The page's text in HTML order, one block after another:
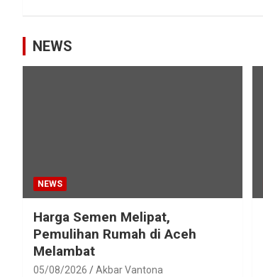
NEWS
NEWS
Harga Semen Melipat,
Pemulihan Rumah di Aceh
Melambat
05/08/2026 Akbar Vantona